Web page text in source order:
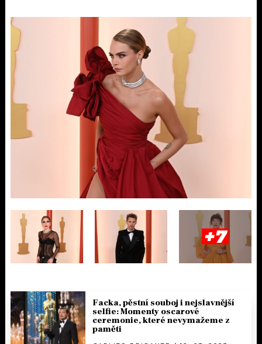
+7
Facka, pěstní souboj i nejslavnější
selfie: Momenty oscarové
ceremonie, které nevymažeme z
paměti